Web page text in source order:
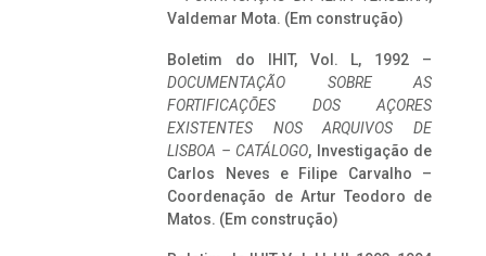
Valdemar Mota. (Em construção)
Boletim do IHIT, Vol. L, 1992 –
DOCUMENTAÇÃO SOBRE AS
FORTIFICAÇÕES DOS AÇORES
EXISTENTES NOS ARQUIVOS DE
LISBOA – CATÁLOGO, Investigação de
Carlos Neves e Filipe Carvalho –
Coordenação de Artur Teodoro de
Matos. (Em construção)